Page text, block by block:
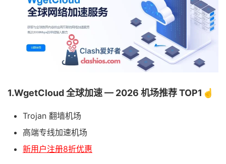
1.WgetCloud 全球加速 — 2026 机场推荐 TOP1☝️
Trojan 翻墙机场
高端专线加速机场
新用户注册8折优惠